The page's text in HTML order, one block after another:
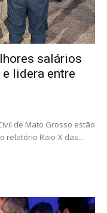
salários
lidera entre
de Mato Grosso estão
relatório Raio-X das...